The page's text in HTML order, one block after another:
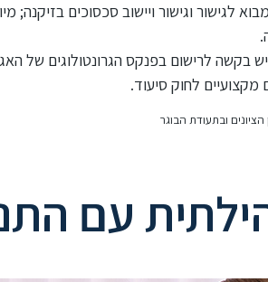
לגישור וגישור ויישוב סכסוכים בזיקנה;
בקשה לרישום בפנקס הגרונטולוגים של
מקצועיים לחוק סיעוד.
ובתעודת הבוגר
עם